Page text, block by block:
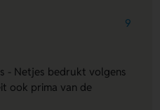
9
- Netjes bedrukt volgens
ook prima van de